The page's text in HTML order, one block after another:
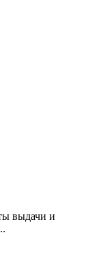
выдачи и